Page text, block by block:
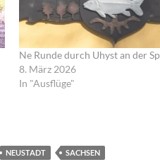
Ne Runde durch Uhyst an der
8. März 2026
In "Ausflüge"
NEUSTADT SACHSEN